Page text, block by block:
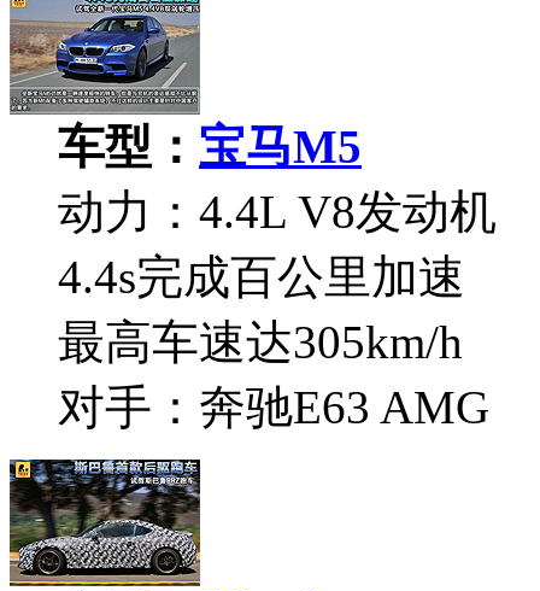
车型： 宝马M5
动力：4.4L V8发动机
4.4s完成百公里加速
最高车速达305km/h
对手：奔驰E63 AMG